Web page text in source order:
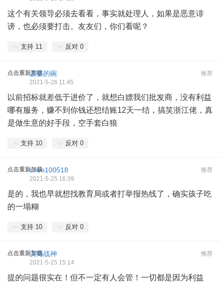
这个有关领导必须去看看，事实就处理人，如果是恶意诽
谤，也必须要打击。友友们，你们看呢？
支持 11 反对 0
点击重新加载 推荐
孟婆的碗
2021-5-26 11:45
以前招标就差低于进价了，就想白嫖我们批发商，没有利益
哪有服务，赚不到你钱还想结账12天一结，搞笑浙江佬，真
是做生意的好手段，空手套白狼
支持 10 反对 0
点击重新加载 推荐
chen100518
2021-5-25 16:39
是的，我也早就想找教育局或者打举报热线了，确实孩子吃
的一塌糊
支持 10 反对 0
点击重新加载 推荐
滨海战神
2021-5-25 15:14
提的问题很实在！但不一定有人会管！一切都是因为利益